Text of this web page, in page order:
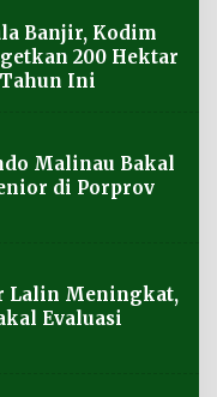
Banjir, Kodim
200 Hektar
Ini
Malinau Bakal
di Porprov
Lalin Meningkat,
Evaluasi